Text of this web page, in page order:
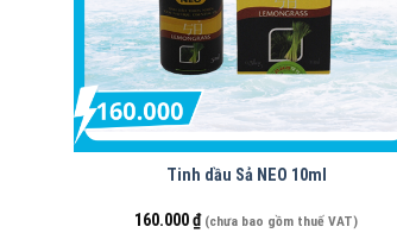
Tinh dầu Sả NEO 10ml
160.000₫ (chưa bao gồm thuế VAT)